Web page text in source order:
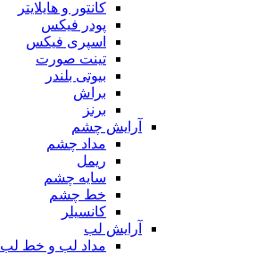
کانتور و هایلایتر
پودر فیکس
اسپری فیکس
تینت صورت
بیوتی بلندر
براش
برنز
آرایش چشم
مداد چشم
ریمل
سایه چشم
خط چشم
کانسیلر
آرایش لب
مداد لب و خط لب